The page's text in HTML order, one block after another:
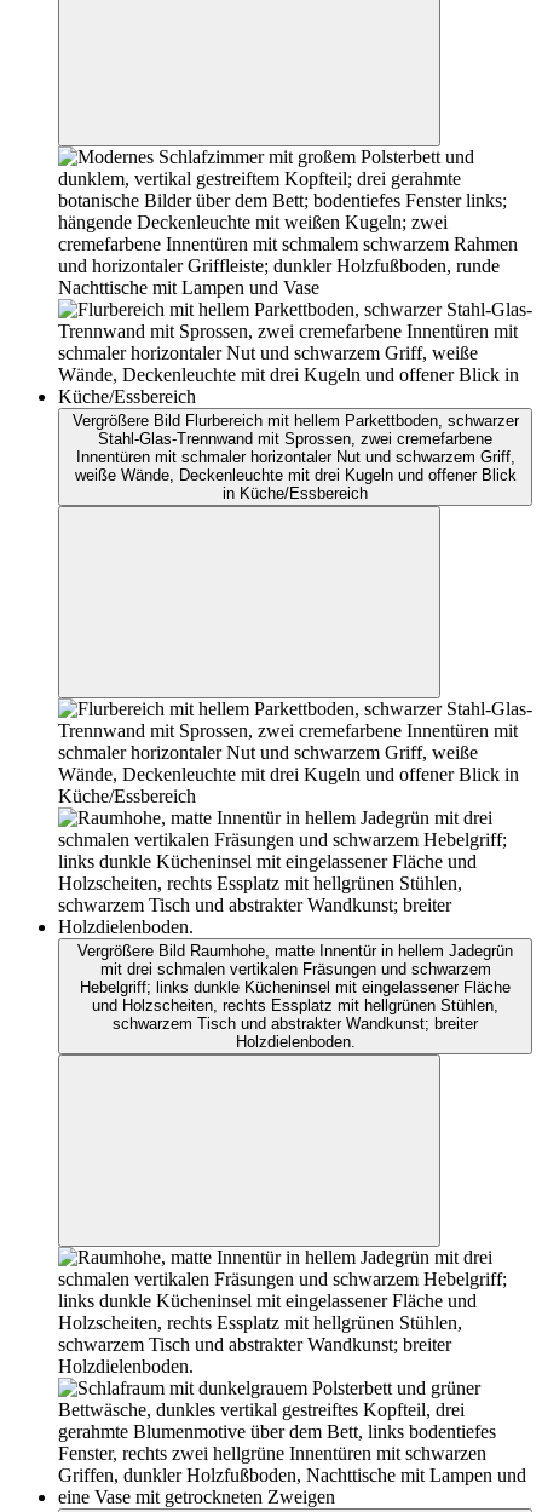
Vergrößere Bild Flurbereich mit hellem Parkettboden, schwarzer
Stahl-Glas-Trennwand mit Sprossen, zwei cremefarbene
Innentüren mit schmaler horizontaler Nut und schwarzem Griff,
weiße Wände, Deckenleuchte mit drei Kugeln und offener Blick
in Küche/Essbereich
Vergrößere Bild Raumhohe, matte Innentür in hellem Jadegrün
mit drei schmalen vertikalen Fräsungen und schwarzem
Hebelgriff; links dunkle Kücheninsel mit eingelassener Fläche
und Holzscheiten, rechts Essplatz mit hellgrünen Stühlen,
schwarzem Tisch und abstrakter Wandkunst; breiter
Holzdielenboden.